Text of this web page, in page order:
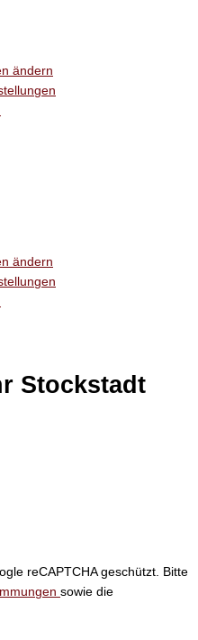
ändern
ändern
Stockstadt
reCAPTCHA geschützt. Bitte
sowie die